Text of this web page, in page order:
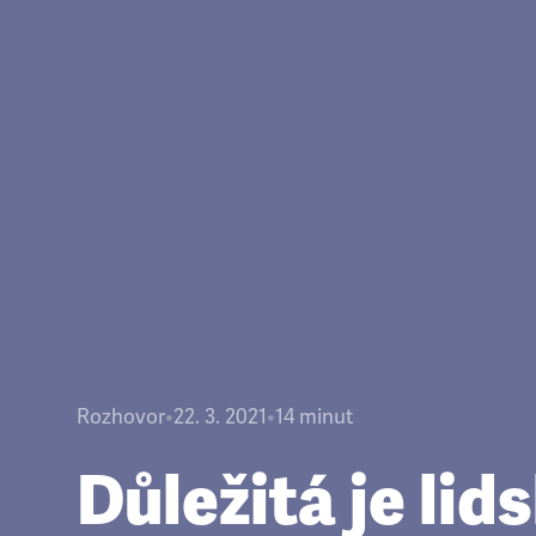
Rozhovor•22. 3. 2021•14 minut
Důležitá je